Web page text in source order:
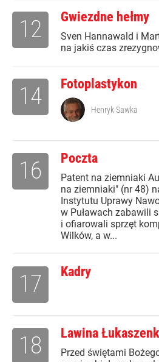
Gwiezdne hełmy
Sven Hannawald i
na jakiś czas
12
Fotoplastykon
14 Henryk Sawka
Poczta
Patent na ziemniaki
na ziemniaki" (nr 48)
Instytutu Uprawy
w Puławach zabawili
i ofiarowali sprzęt
Wilków, a w...
16
Kadry
17
Lawina
Przed świętami
18